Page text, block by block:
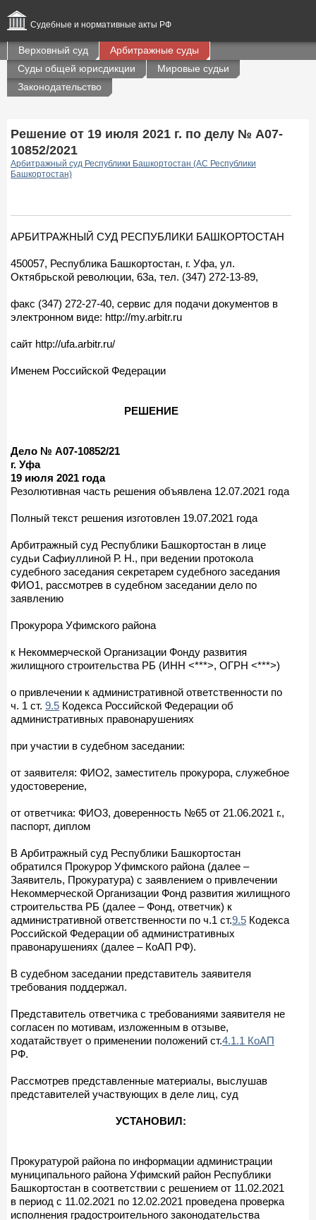
Судебные и нормативные акты РФ
Верховный суд
Арбитражные суды
Суды общей юрисдикции
Мировые судьи
Законодательство
Решение от 19 июля 2021 г. по делу № А07-
10852/2021
Арбитражный суд Республики Башкортостан (АС Республики
Башкортостан)
АРБИТРАЖНЫЙ СУД РЕСПУБЛИКИ БАШКОРТОСТАН
450057, Республика Башкортостан, г. Уфа, ул.
Октябрьской революции, 63а, тел. (347) 272-13-89,
факс (347) 272-27-40, сервис для подачи документов в
электронном виде: http://my.arbitr.ru
сайт http://ufa.arbitr.ru/
Именем Российской Федерации
РЕШЕНИЕ
Дело № А07-10852/21
г. Уфа
19 июля 2021 года
Резолютивная часть решения объявлена 12.07.2021 года
Полный текст решения изготовлен 19.07.2021 года
Арбитражный суд Республики Башкортостан в лице
судьи Сафиуллиной Р. Н., при ведении протокола
судебного заседания секретарем судебного заседания
ФИО1, рассмотрев в судебном заседании дело по
заявлению
Прокурора Уфимского района
к Некоммерческой Организации Фонду развития
жилищного строительства РБ (ИНН <***>, ОГРН <***>)
о привлечении к административной ответственности по
ч. 1 ст. 9.5 Кодекса Российской Федерации об
административных правонарушениях
при участии в судебном заседании:
от заявителя: ФИО2, заместитель прокурора, служебное
удостоверение,
от ответчика: ФИО3, доверенность №65 от 21.06.2021 г.,
паспорт, диплом
В Арбитражный суд Республики Башкортостан
обратился Прокурор Уфимского района (далее –
Заявитель, Прокуратура) с заявлением о привлечении
Некоммерческой Организации Фонд развития жилищного
строительства РБ (далее – Фонд, ответчик) к
административной ответственности по ч.1 ст.9.5 Кодекса
Российской Федерации об административных
правонарушениях (далее – КоАП РФ).
В судебном заседании представитель заявителя
требования поддержал.
Представитель ответчика с требованиями заявителя не
согласен по мотивам, изложенным в отзыве,
ходатайствует о применении положений ст.4.1.1 КоАП
РФ.
Рассмотрев представленные материалы, выслушав
представителей участвующих в деле лиц, суд
УСТАНОВИЛ:
Прокуратурой района по информации администрации
муниципального района Уфимский район Республики
Башкортостан в соответствии с решением от 11.02.2021
в период с 11.02.2021 по 12.02.2021 проведена проверка
исполнения градостроительного законодательства